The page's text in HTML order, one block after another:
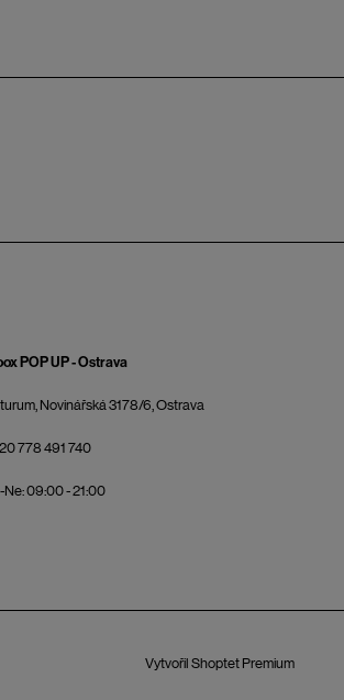
POP UP - Ostrava
Novinářská 3178/6, Ostrava
778 491 740
Ne: 09:00 - 21:00
Vytvořil Shoptet Premium